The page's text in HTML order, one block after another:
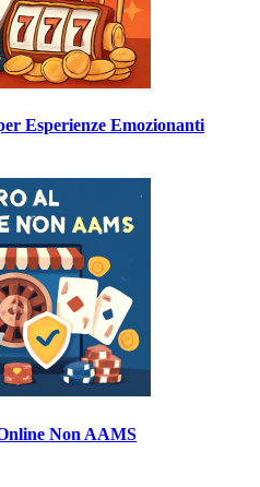
Esperienze Emozionanti
Non AAMS